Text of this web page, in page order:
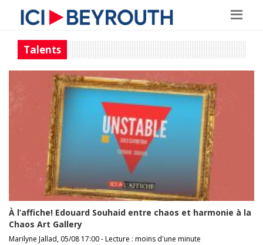
Talents
À l’affiche! Edouard Souhaid entre chaos et harmonie à la
Chaos Art Gallery
Marilyne Jallad, 05/08 17:00 - Lecture : moins d'une minute